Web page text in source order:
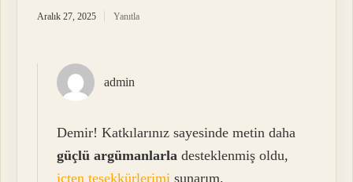
Aralık 27, 2025 Yanıtla
admin
Demir! Katkılarınız sayesinde metin daha
güçlü argümanlarla desteklenmiş oldu,
içten teşekkürlerimi sunarım.